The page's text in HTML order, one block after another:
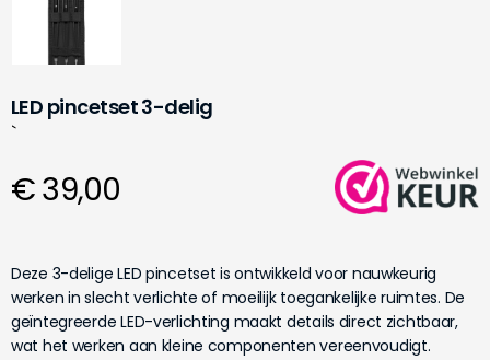
LED pincetset 3-delig
`
€ 39,00
Deze 3-delige LED pincetset is ontwikkeld voor nauwkeurig
werken in slecht verlichte of moeilijk toegankelijke ruimtes. De
geïntegreerde LED-verlichting maakt details direct zichtbaar,
wat het werken aan kleine componenten vereenvoudigt.